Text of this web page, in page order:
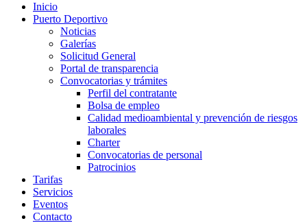
Inicio
Puerto Deportivo
Noticias
Galerías
Solicitud General
Portal de transparencia
Convocatorias y trámites
Perfil del contratante
Bolsa de empleo
Calidad medioambiental y prevención de riesgos
laborales
Charter
Convocatorias de personal
Patrocinios
Tarifas
Servicios
Eventos
Contacto